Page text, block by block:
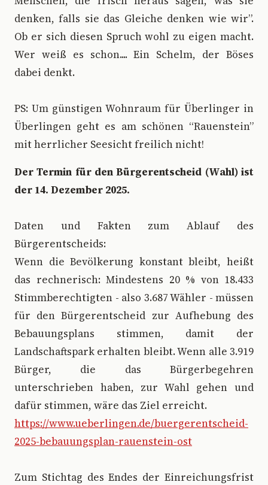
denken, falls sie das Gleiche denken wie wir”.
Ob er sich diesen Spruch wohl zu eigen macht.
Wer weiß es schon.... Ein Schelm, der Böses
dabei denkt.
PS: Um günstigen Wohnraum für Überlinger in
Überlingen geht es am schönen “Rauenstein”
mit herrlicher Seesicht freilich nicht!
Der Termin für den Bürgerentscheid (Wahl) ist
der 14. Dezember 2025.
Daten und Fakten zum Ablauf des
Bürgerentscheids:
Wenn die Bevölkerung konstant bleibt, heißt
das rechnerisch: Mindestens 20 % von 18.433
Stimmberechtigten - also 3.687 Wähler - müssen
für den Bürgerentscheid zur Aufhebung des
Bebauungsplans stimmen, damit der
Landschaftspark erhalten bleibt. Wenn alle 3.919
Bürger, die das Bürgerbegehren
unterschrieben haben, zur Wahl gehen und
dafür stimmen, wäre das Ziel erreicht.
https://www.ueberlingen.de/buergerentscheid-
2025-bebauungsplan-rauenstein-ost
Zum Stichtag des Endes der Einreichungsfrist